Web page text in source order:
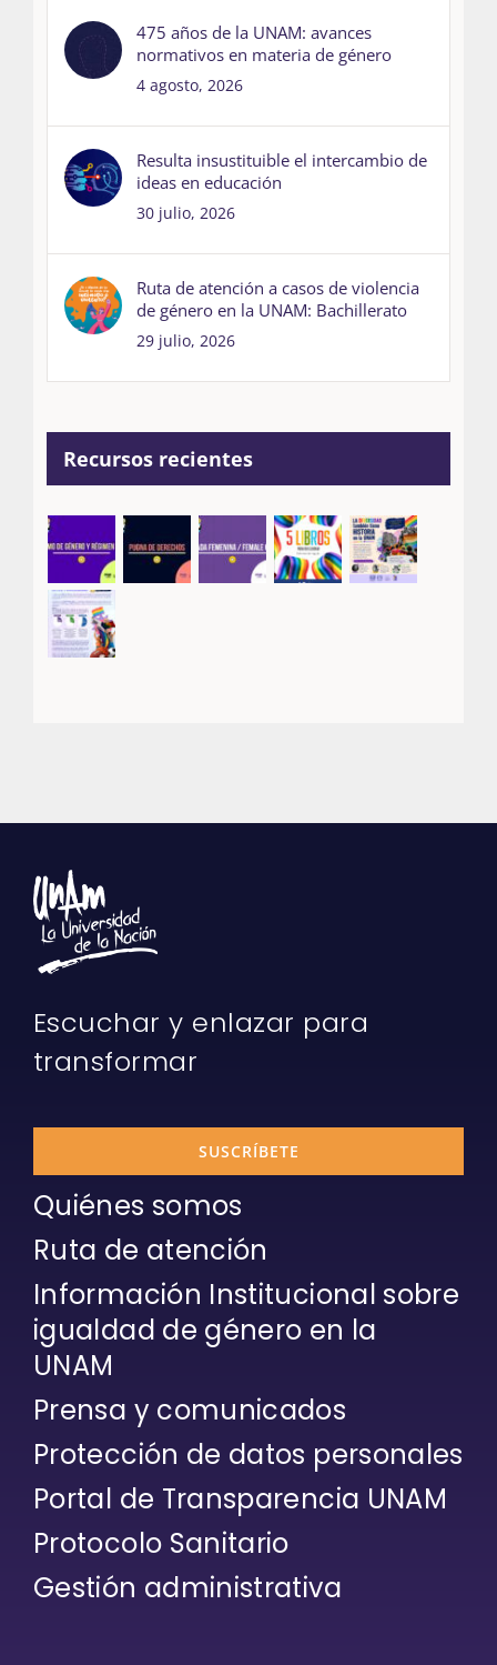
475 años de la UNAM: avances
normativos en materia de género
4 agosto, 2026
Resulta insustituible el intercambio de
ideas en educación
30 julio, 2026
Ruta de atención a casos de violencia
de género en la UNAM: Bachillerato
29 julio, 2026
Recursos recientes
Escuchar y enlazar para
transformar
SUSCRÍBETE
Quiénes somos
Ruta de atención
Información Institucional sobre
igualdad de género en la
UNAM
Prensa y comunicados
Protección de datos personales
Portal de Transparencia UNAM
Protocolo Sanitario
Gestión administrativa